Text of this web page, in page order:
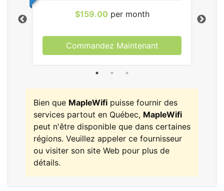
$159.00 per month
Commandez Maintenant
Bien que MapleWifi puisse fournir des
services partout en Québec, MapleWifi
peut n'être disponible que dans certaines
régions. Veuillez appeler ce fournisseur
ou visiter son site Web pour plus de
détails.